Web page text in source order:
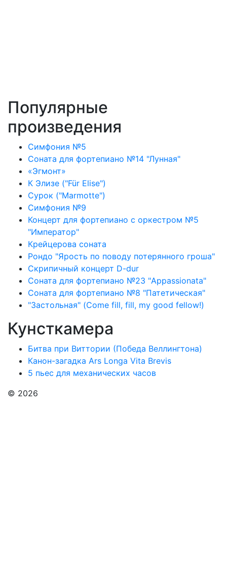
Популярные
произведения
Симфония №5
Соната для фортепиано №14 "Лунная"
«Эгмонт»
К Элизе ("Für Elise")
Сурок ("Marmotte")
Симфония №9
Концерт для фортепиано с оркестром №5
"Император"
Крейцерова соната
Рондо "Ярость по поводу потерянного гроша"
Скрипичный концерт D-dur
Соната для фортепиано №23 "Appassionata"
Соната для фортепиано №8 "Патетическая"
"Застольная" (Come fill, fill, my good fellow!)
Кунсткамера
Битва при Виттории (Победа Веллингтона)
Канон-загадка Ars Longa Vita Brevis
5 пьес для механических часов
© 2026